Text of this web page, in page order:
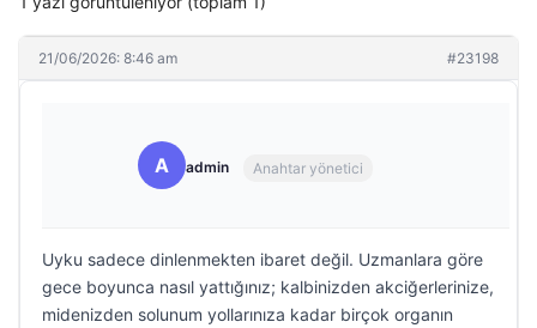
21/06/2026: 8:46 am #23198
A admin Anahtar yönetici
Uyku sadece dinlenmekten ibaret değil. Uzmanlara göre
gece boyunca nasıl yattığınız; kalbinizden akciğerlerinize,
midenizden solunum yollarınıza kadar birçok organın